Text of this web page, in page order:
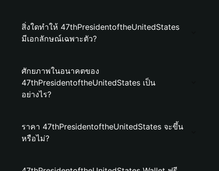
สิ่งใดทำให้ 47thPresidentoftheUnitedStates
มีเอกลักษณ์เฉพาะตัว?
ศักยภาพในอนาคตของ
47thPresidentoftheUnitedStates เป็น
อย่างไร?
ราคา 47thPresidentoftheUnitedStates จะขึ้น
หรือไม่?